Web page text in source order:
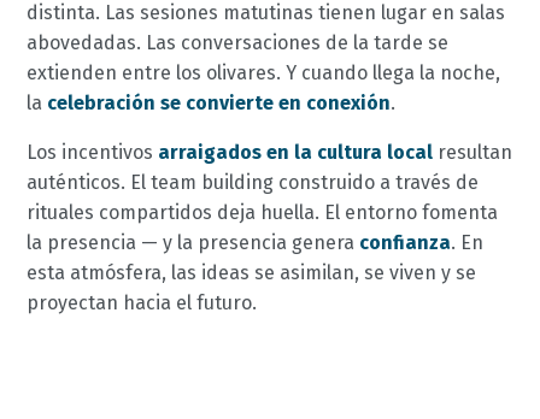
distinta. Las sesiones matutinas tienen lugar en salas
abovedadas. Las conversaciones de la tarde se
extienden entre los olivares. Y cuando llega la noche,
la celebración se convierte en conexión.
Los incentivos arraigados en la cultura local resultan
auténticos. El team building construido a través de
rituales compartidos deja huella. El entorno fomenta
la presencia — y la presencia genera confianza. En
esta atmósfera, las ideas se asimilan, se viven y se
proyectan hacia el futuro.